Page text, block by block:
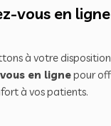
vous en ligne
à votre
en lignepour
à vos patients.